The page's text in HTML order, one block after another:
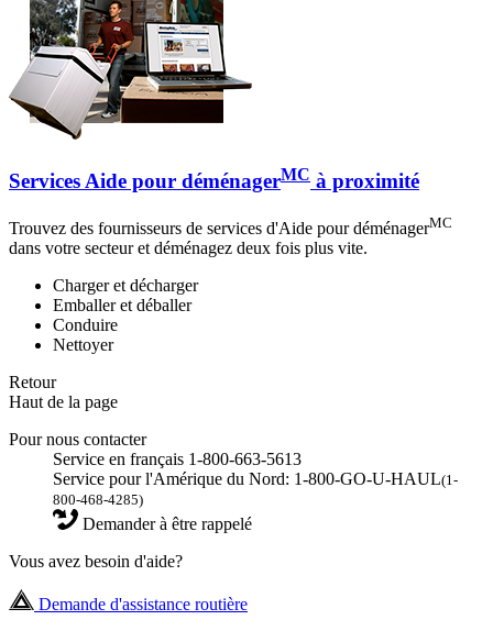
Services Aide pour déménagerMC à proximité
Trouvez des fournisseurs de services d'Aide pour déménagerMC
dans votre secteur et déménagez deux fois plus vite.
Charger et décharger
Emballer et déballer
Conduire
Nettoyer
Retour
Haut de la page
Pour nous contacter
Service en français 1-800-663-5613
Service pour l'Amérique du Nord: 1-800-GO-U-HAUL(1-
800-468-4285)
Demander à être rappelé
Vous avez besoin d'aide?
Demande d'assistance routière